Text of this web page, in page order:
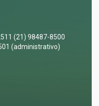
(21) 98487-8500
(administrativo)